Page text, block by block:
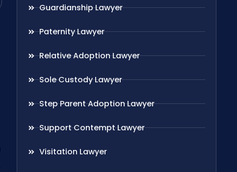
Guardianship Lawyer
Paternity Lawyer
Relative Adoption Lawyer
Sole Custody Lawyer
Step Parent Adoption Lawyer
Support Contempt Lawyer
Visitation Lawyer